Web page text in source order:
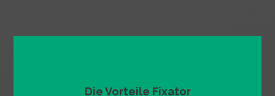
Die Vorteile Fixator